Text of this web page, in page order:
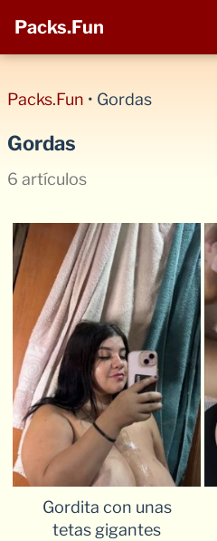
Packs.Fun
Packs.Fun • Gordas
Gordas
6 artículos
Gordita con unas
tetas gigantes